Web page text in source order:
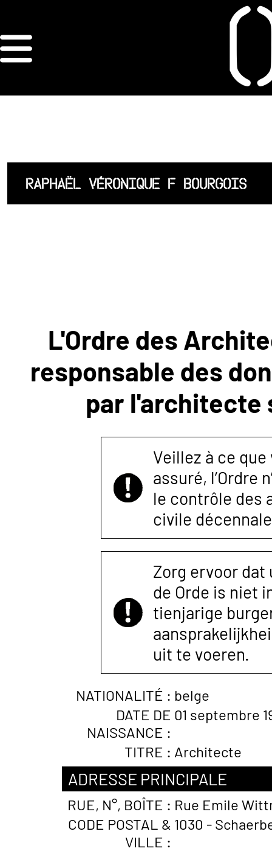
ORDRE DES
ARCHITECTES
LISTE DES
ARCHITECTES
CONTACTER
RAPHAËL VÉRONIQUE F BOURGOIS
L'Ordre des
responsable des
par l'architecte
Veillez à ce
assuré, l’Ordre
le contrôle des
civile
Zorg ervoor
de Orde is niet
tienjarige
uit te voeren.
NATIONALITÉ : belge
DATE DE
NAISSANCE :
01 septembre
TITRE : Architecte
ADRESSE PRINCIPALE
RUE, N°, BOÎTE : Rue Emile
CODE POSTAL &
VILLE :
1030 -